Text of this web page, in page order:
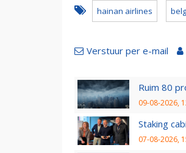
hainan airlines
Verstuur per e-mail
Ruim 80
09-08-2026,
Staking
07-08-2026,